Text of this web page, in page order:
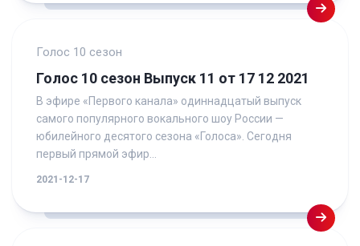
Голос 10 сезон
Голос 10 сезон Выпуск 11 от 17 12 2021
В эфире «Первого канала» одиннадцатый выпуск
самого популярного вокального шоу России —
юбилейного десятого сезона «Голоса». Сегодня
первый прямой эфир...
2021-12-17